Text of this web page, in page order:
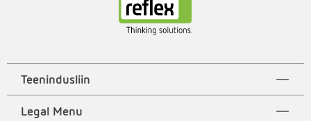
Teenindusliin
Legal Menu